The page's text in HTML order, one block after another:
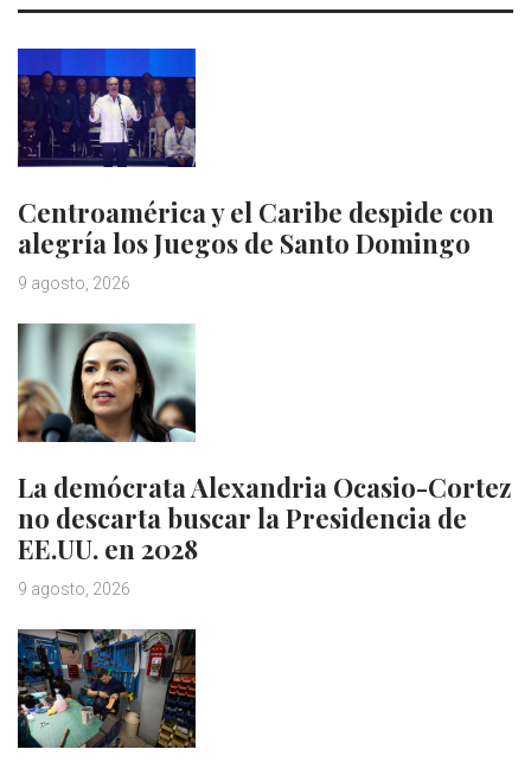
Centroamérica y el Caribe despide con
alegría los Juegos de Santo Domingo
9 agosto, 2026
La demócrata Alexandria Ocasio-Cortez
no descarta buscar la Presidencia de
EE.UU. en 2028
9 agosto, 2026